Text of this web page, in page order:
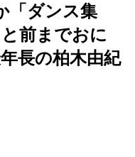
「ダンス集
前までおに
長の柏木由紀